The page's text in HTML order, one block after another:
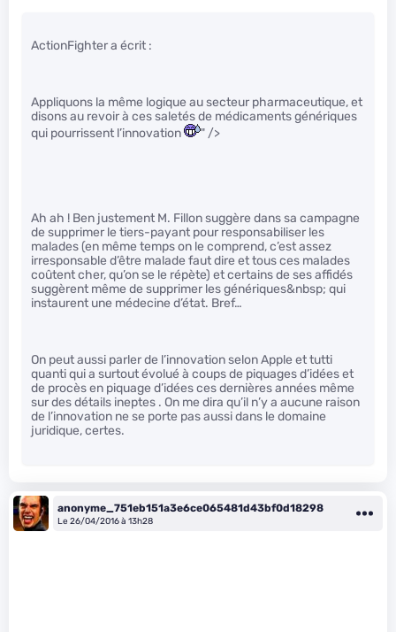
ActionFighter a écrit :
Appliquons la même logique au secteur pharmaceutique, et
disons au revoir à ces saletés de médicaments génériques
qui pourrissent l’innovation
" />
Ah ah ! Ben justement M. Fillon suggère dans sa campagne
de supprimer le tiers-payant pour responsabiliser les
malades (en même temps on le comprend, c’est assez
irresponsable d’être malade faut dire et tous ces malades
coûtent cher, qu’on se le répète) et certains de ses affidés
suggèrent même de supprimer les génériques&nbsp; qui
instaurent une médecine d’état. Bref…
On peut aussi parler de l’innovation selon Apple et tutti
quanti qui a surtout évolué à coups de piquages d’idées et
de procès en piquage d’idées ces dernières années même
sur des détails ineptes . On me dira qu’il n’y a aucune raison
de l’innovation ne se porte pas aussi dans le domaine
juridique, certes.
anonyme_751eb151a3e6ce065481d43bf0d18298
Le 26/04/2016 à 13h28